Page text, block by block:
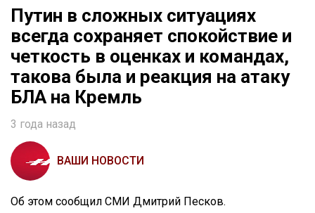
Путин в сложных ситуациях
всегда сохраняет спокойствие и
четкость в оценках и командах,
такова была и реакция на атаку
БЛА на Кремль
3 года назад
ВАШИ НОВОСТИ
Об этом сообщил СМИ Дмитрий Песков.